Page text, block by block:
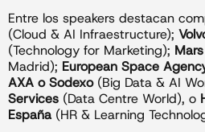
Entre los speakers destacan
(Cloud & AI Infraestructure);
(Technology for Marketing);
Madrid); European Space
AXA o Sodexo(Big Data & AI
Services (Data Centre World), o
España (HR & Learning